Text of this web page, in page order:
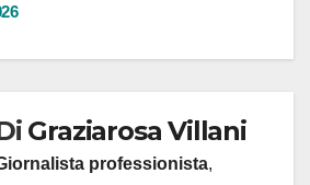
Graziarosa Villani
professionista,